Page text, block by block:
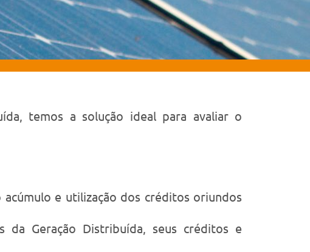
temos a solução ideal para avaliar o
e utilização dos créditos oriundos
Geração Distribuída, seus créditos e